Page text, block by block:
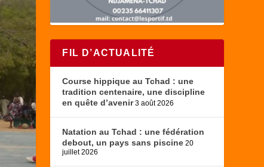
FIL D’ACTUALITÉ
Course hippique au Tchad : une
tradition centenaire, une discipline
en quête d’avenir 3 août 2026
Natation au Tchad : une fédération
debout, un pays sans piscine 20
juillet 2026